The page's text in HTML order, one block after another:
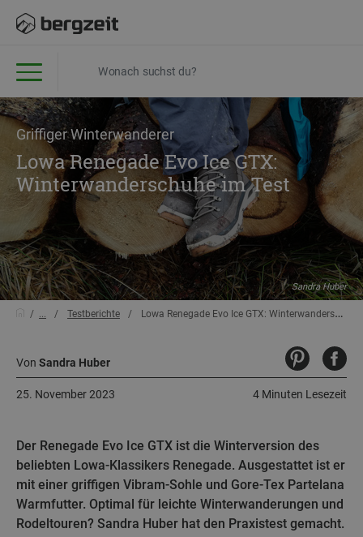
Griffiger Winterwanderer
Lowa Renegade Evo Ice GTX:
Winterwanderschuhe im Test
Sandra Huber
... Testberichte Lowa Renegade Evo Ice GTX: Winterwanderschuhe im Test
Von Sandra Huber
4 Minuten Lesezeit
25. November 2023
Der Renegade Evo Ice GTX ist die Winterversion des
beliebten Lowa-Klassikers Renegade. Ausgestattet ist er
mit einer griffigen Vibram-Sohle und Gore-Tex Partelana
Warmfutter. Optimal für leichte Winterwanderungen und
Rodeltouren? Sandra Huber hat den Praxistest gemacht.